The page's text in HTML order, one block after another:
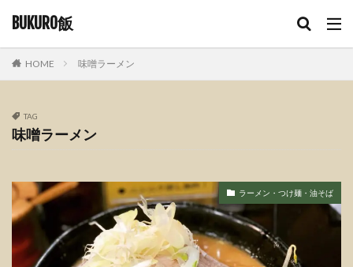
BUKURO飯
HOME 味噌ラーメン
TAG
味噌ラーメン
ラーメン・つけ麺・油そば